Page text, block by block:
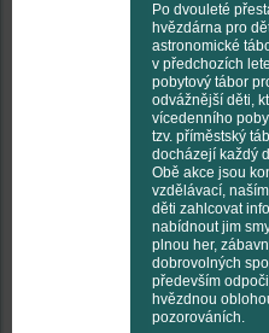
Po dvouleté
hvězdárna pro
astronomické
v předchozích
pobytový tábor
odvážnější děti,
vícedenního
tzv. příměstský
docházejí každý
Obě akce jsou
vzdělávací,
děti zahlcovat
nabídnout jim
plnou her,
dobrovolných
především
hvězdnou
pozorováních.